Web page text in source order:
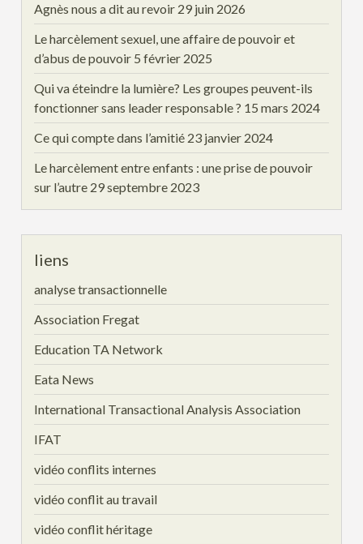
Agnès nous a dit au revoir 29 juin 2026
Le harcèlement sexuel, une affaire de pouvoir et
d’abus de pouvoir 5 février 2025
Qui va éteindre la lumière? Les groupes peuvent-ils
fonctionner sans leader responsable ? 15 mars 2024
Ce qui compte dans l’amitié 23 janvier 2024
Le harcèlement entre enfants : une prise de pouvoir
sur l’autre 29 septembre 2023
liens
analyse transactionnelle
Association Fregat
Education TA Network
Eata News
International Transactional Analysis Association
IFAT
vidéo conflits internes
vidéo conflit au travail
vidéo conflit héritage